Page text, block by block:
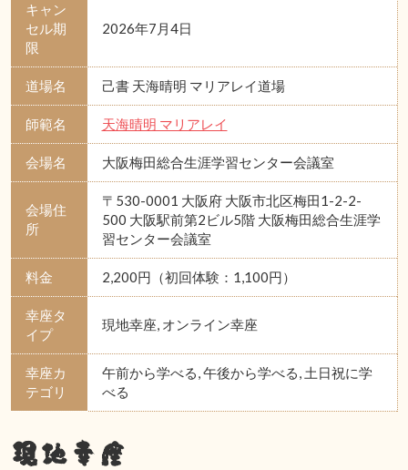
キャン
セル期
限
2026年7月4日
道場名 己書 天海晴明 マリアレイ道場
師範名 天海晴明 マリアレイ
会場名 大阪梅田総合生涯学習センター会議室
会場住
所
〒530-0001 大阪府 大阪市北区梅田1-2-2-
500 大阪駅前第2ビル5階 大阪梅田総合生涯学
習センター会議室
料金 2,200円（初回体験：1,100円）
幸座タ
イプ
現地幸座, オンライン幸座
幸座カ
テゴリ
午前から学べる, 午後から学べる, 土日祝に学
べる
現地幸座